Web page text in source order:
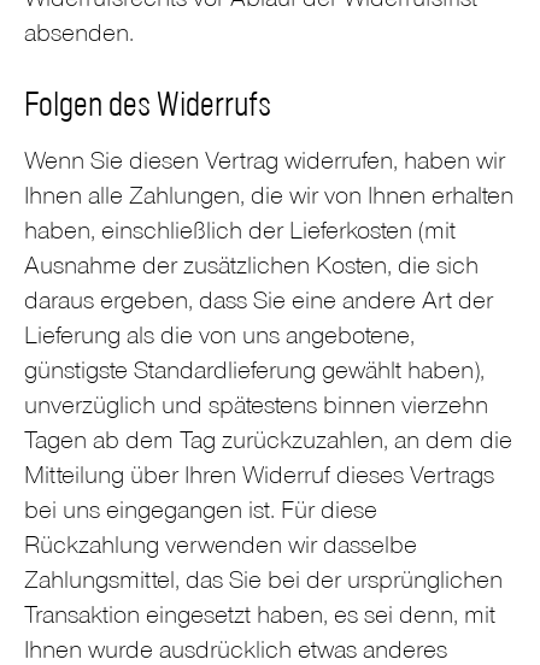
absenden.
Folgen des Widerrufs
Wenn Sie diesen Vertrag widerrufen, haben wir
Ihnen alle Zahlungen, die wir von Ihnen erhalten
haben, einschließlich der Lieferkosten (mit
Ausnahme der zusätzlichen Kosten, die sich
daraus ergeben, dass Sie eine andere Art der
Lieferung als die von uns angebotene,
günstigste Standardlieferung gewählt haben),
unverzüglich und spätestens binnen vierzehn
Tagen ab dem Tag zurückzuzahlen, an dem die
Mitteilung über Ihren Widerruf dieses Vertrags
bei uns eingegangen ist. Für diese
Rückzahlung verwenden wir dasselbe
Zahlungsmittel, das Sie bei der ursprünglichen
Transaktion eingesetzt haben, es sei denn, mit
Ihnen wurde ausdrücklich etwas anderes